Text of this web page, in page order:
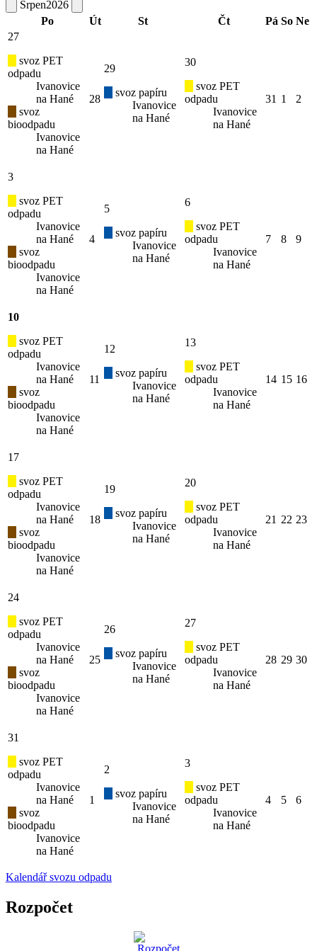
Srpen2026
Po
Út St Čt Pá So Ne
27
svoz PET
odpadu
Ivanovice
na Hané
svoz
bioodpadu
Ivanovice
na Hané
28
29
svoz papíru
Ivanovice
na Hané
30
svoz PET
odpadu
Ivanovice
na Hané
31 1 2
3
svoz PET
odpadu
Ivanovice
na Hané
svoz
bioodpadu
Ivanovice
na Hané
4
5
svoz papíru
Ivanovice
na Hané
6
svoz PET
odpadu
Ivanovice
na Hané
7 8 9
10
svoz PET
odpadu
Ivanovice
na Hané
svoz
bioodpadu
Ivanovice
na Hané
11
12
svoz papíru
Ivanovice
na Hané
13
svoz PET
odpadu
Ivanovice
na Hané
14 15 16
17
svoz PET
odpadu
Ivanovice
na Hané
svoz
bioodpadu
Ivanovice
na Hané
18
19
svoz papíru
Ivanovice
na Hané
20
svoz PET
odpadu
Ivanovice
na Hané
21 22 23
24
svoz PET
odpadu
Ivanovice
na Hané
svoz
bioodpadu
Ivanovice
na Hané
25
26
svoz papíru
Ivanovice
na Hané
27
svoz PET
odpadu
Ivanovice
na Hané
28 29 30
31
svoz PET
odpadu
Ivanovice
na Hané
svoz
bioodpadu
Ivanovice
na Hané
1
2
svoz papíru
Ivanovice
na Hané
3
svoz PET
odpadu
Ivanovice
na Hané
4 5 6
Kalendář svozu odpadu
Rozpočet